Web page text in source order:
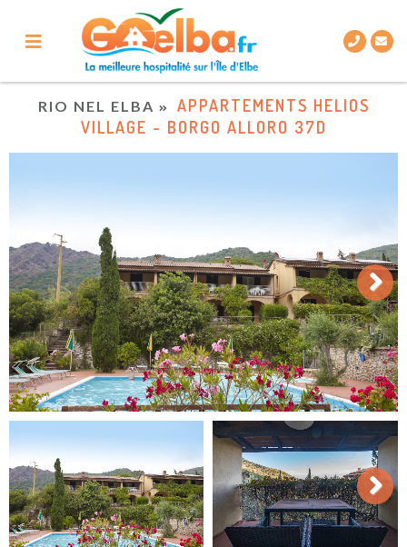
RIO NEL ELBA
APPARTEMENTS HELIOS
VILLAGE - BORGO ALLORO 37D
Next
Next